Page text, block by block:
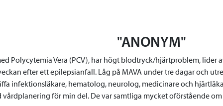
"ANONYM"
Polycytemia Vera (PCV), har högt blodtryck/hjärtproblem, lider
efter ett epilepsianfall. Låg på MAVA under tre dagar och
infektionsläkare, hematolog, neurolog, medicinare och
vårdplanering för min del. De var samtliga mycket oförstående